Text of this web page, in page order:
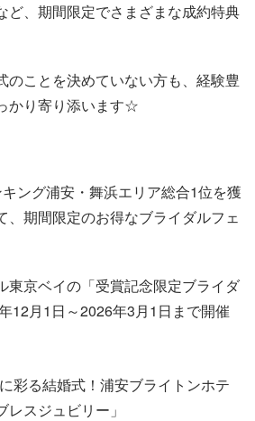
ど、期間限定でさまざまな成約特典
のことを決めていない方も、経験豊
かり寄り添います☆
ング浦安・舞浜エリア総合1位を獲
、期間限定のお得なブライダルフェ
東京ベイの「受賞記念限定ブライダ
12月1日～2026年3月1日まで開催
彩る結婚式！浦安ブライトンホテ
スジュビリー」